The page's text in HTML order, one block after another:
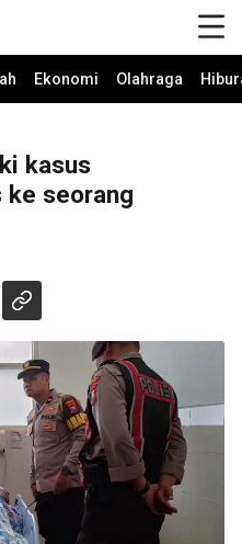
Ekonomi Olahraga
kasus
ke seorang